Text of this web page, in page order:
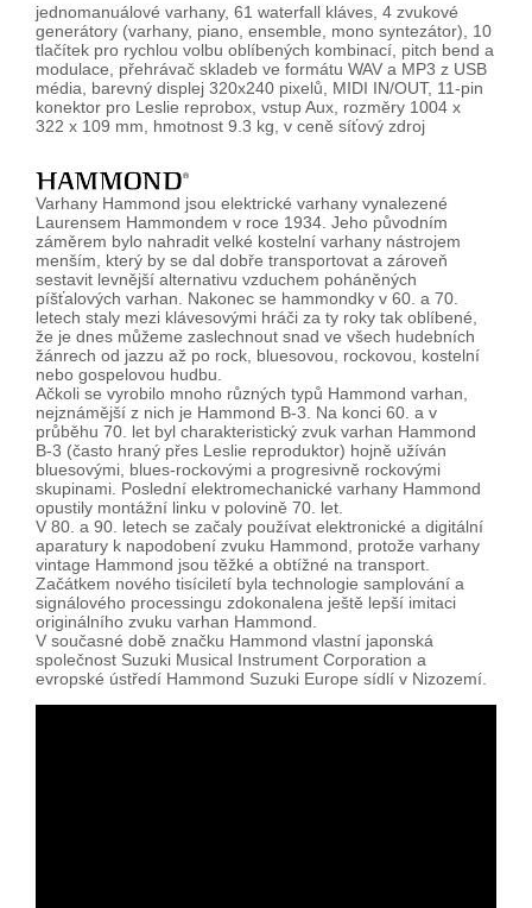
jednomanuálové varhany, 61 waterfall kláves, 4 zvukové
generátory (varhany, piano, ensemble, mono syntezátor), 10
tlačítek pro rychlou volbu oblíbených kombinací, pitch bend a
modulace, přehrávač skladeb ve formátu WAV a MP3 z USB
média, barevný displej 320x240 pixelů, MIDI IN/OUT, 11-pin
konektor pro Leslie reprobox, vstup Aux, rozměry 1004 x
322 x 109 mm, hmotnost 9.3 kg, v ceně síťový zdroj
Varhany Hammond jsou elektrické varhany vynalezené
Laurensem Hammondem v roce 1934. Jeho původním
záměrem bylo nahradit velké kostelní varhany nástrojem
menším, který by se dal dobře transportovat a zároveň
sestavit levnější alternativu vzduchem poháněných
píšťalových varhan. Nakonec se hammondky v 60. a 70.
letech staly mezi klávesovými hráči za ty roky tak oblíbené,
že je dnes můžeme zaslechnout snad ve všech hudebních
žánrech od jazzu až po rock, bluesovou, rockovou, kostelní
nebo gospelovou hudbu.
Ačkoli se vyrobilo mnoho různých typů Hammond varhan,
nejznámější z nich je Hammond B-3. Na konci 60. a v
průběhu 70. let byl charakteristický zvuk varhan Hammond
B-3 (často hraný přes Leslie reproduktor) hojně užíván
bluesovými, blues-rockovými a progresivně rockovými
skupinami. Poslední elektromechanické varhany Hammond
opustily montážní linku v polovině 70. let.
V 80. a 90. letech se začaly používat elektronické a digitální
aparatury k napodobení zvuku Hammond, protože varhany
vintage Hammond jsou těžké a obtížné na transport.
Začátkem nového tisíciletí byla technologie samplování a
signálového processingu zdokonalena ještě lepší imitaci
originálního zvuku varhan Hammond.
V současné době značku Hammond vlastní japonská
společnost Suzuki Musical Instrument Corporation a
evropské ústředí Hammond Suzuki Europe sídlí v Nizozemí.